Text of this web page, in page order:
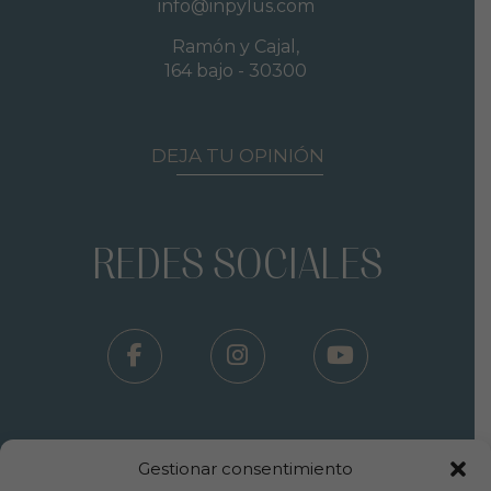
Gestionar consentimiento
info@inpylus.com
Ramón y Cajal,
164 bajo - 30300
DEJA TU OPINIÓN
REDES SOCIALES